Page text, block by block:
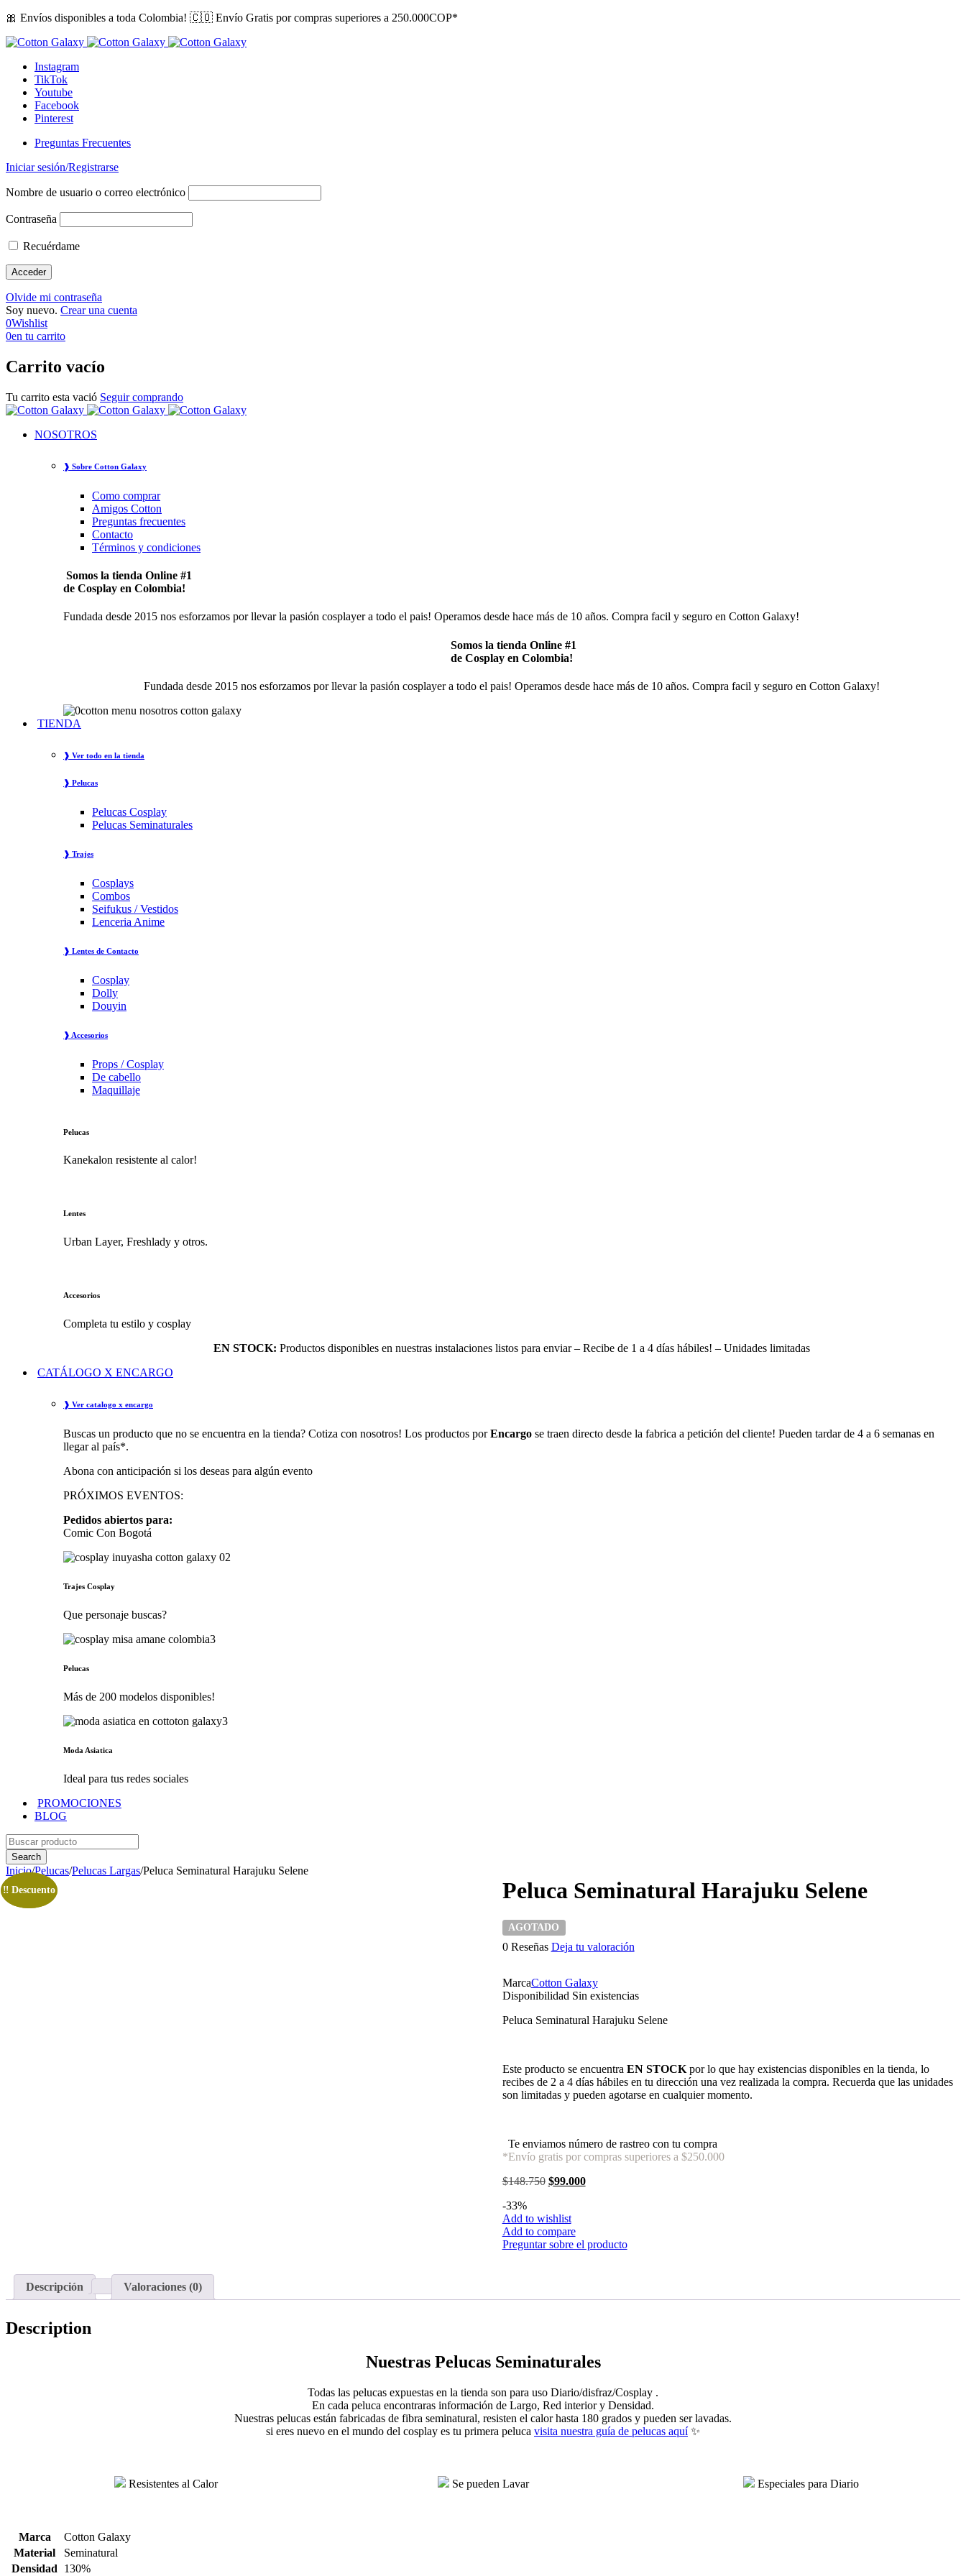
🎀 Envíos disponibles a toda Colombia! 🇨🇴 Envío Gratis por compras superiores a 250.000COP*
Instagram
TikTok
Youtube
Facebook
Pinterest
Preguntas Frecuentes
Iniciar sesión/Registrarse
Nombre de usuario o correo electrónico
Contraseña
Recuérdame
Olvide mi contraseña
Soy nuevo. Crear una cuenta
0Wishlist
0en tu carrito
Carrito vacío
Tu carrito esta vació Seguir comprando
NOSOTROS
❱ Sobre Cotton Galaxy
Como comprar
Amigos Cotton
Preguntas frecuentes
Contacto
Términos y condiciones
Somos la tienda Online #1
de Cosplay en Colombia!
Fundada desde 2015 nos esforzamos por llevar la pasión cosplayer a todo el pais! Operamos desde hace más de 10 años. Compra facil y seguro en Cotton Galaxy!
Somos la tienda Online #1
de Cosplay en Colombia!
Fundada desde 2015 nos esforzamos por llevar la pasión cosplayer a todo el pais! Operamos desde hace más de 10 años. Compra facil y seguro en Cotton Galaxy!
TIENDA
❱ Ver todo en la tienda
❱ Pelucas
Pelucas Cosplay
Pelucas Seminaturales
❱ Trajes
Cosplays
Combos
Seifukus / Vestidos
Lenceria Anime
❱ Lentes de Contacto
Cosplay
Dolly
Douyin
❱ Accesorios
Props / Cosplay
De cabello
Maquillaje
Pelucas
Kanekalon resistente al calor!
Lentes
Urban Layer, Freshlady y otros.
Accesorios
Completa tu estilo y cosplay
EN STOCK: Productos disponibles en nuestras instalaciones listos para enviar – Recibe de 1 a 4 días hábiles! – Unidades limitadas
CATÁLOGO X ENCARGO
❱ Ver catalogo x encargo
Buscas un producto que no se encuentra en la tienda? Cotiza con nosotros! Los productos porEncargo se traen directo desde la fabrica a petición del cliente! Pueden tardar de 4 a 6 semanas en
llegar al país*.
Abona con anticipación si los deseas para algún evento
PRÓXIMOS EVENTOS:
Pedidos abiertos para:
Comic Con Bogotá
Trajes Cosplay
Que personaje buscas?
Pelucas
Más de 200 modelos disponibles!
Moda Asiatica
Ideal para tus redes sociales
PROMOCIONES
BLOG
Inicio/Pelucas/Pelucas Largas/Peluca Seminatural Harajuku Selene
Peluca Seminatural Harajuku Selene
AGOTADO
0 Reseñas Deja tu valoración
MarcaCotton Galaxy
Disponibilidad Sin existencias
Peluca Seminatural Harajuku Selene
Este producto se encuentraEN STOCKpor lo que hay existencias disponibles en la tienda, lo
recibes de 2 a 4 días hábiles en tu dirección una vez realizada la compra. Recuerda que las unidades
son limitadas y pueden agotarse en cualquier momento.
Te enviamos número de rastreo con tu compra
*Envío gratis por compras superiores a $250.000
$148.750 El
era:
$148.750.
$99.000El
-33%
Add to wishlist
Add to compare
Preguntar sobre el producto
Descripción Valoraciones (0)
Description
Nuestras Pelucas Seminaturales
Todas las pelucas expuestas en la tienda son para uso Diario/disfraz/Cosplay .
En cada peluca encontraras información de Largo, Red interior y Densidad.
Nuestras pelucas están fabricadas de fibra seminatural, resisten el calor hasta 180 grados y pueden ser lavadas.
si eres nuevo en el mundo del cosplay es tu primera peluca visita nuestra guía de pelucas aquí✨
Resistentes al Calor Se pueden Lavar Especiales para Diario
Marca
Cotton Galaxy
Material
Seminatural
Densidad
130%
‼️ Descuento
‼️ Descuento